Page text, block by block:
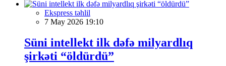
Ekspress təhlil
7 May 2026 19:10
Süni intellekt ilk dəfə milyardlıq
şirkəti “öldürdü”